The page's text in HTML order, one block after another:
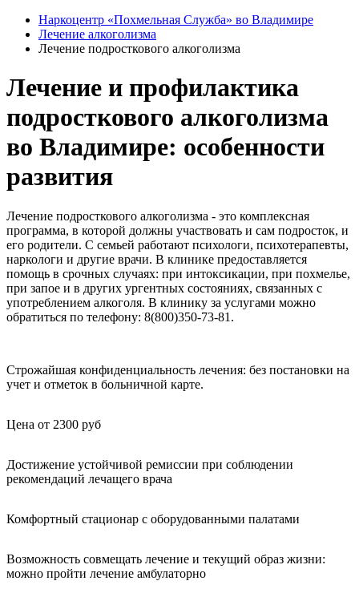
Наркоцентр «Похмельная Служба» во Владимире
Лечение алкоголизма
Лечение подросткового алкоголизма
Лечение и профилактика
подросткового алкоголизма
во Владимире: особенности
развития
Лечение подросткового алкоголизма - это комплексная
программа, в которой должны участвовать и сам подросток, и
его родители. С семьей работают психологи, психотерапевты,
наркологи и другие врачи. В клинике предоставляется
помощь в срочных случаях: при интоксикации, при похмелье,
при запое и в других ургентных состояниях, связанных с
употреблением алкоголя. В клинику за услугами можно
обратиться по телефону: 8(800)350-73-81.
Строжайшая конфиденциальность лечения: без постановки на
учет и отметок в больничной карте.
Цена от 2300 руб
Достижение устойчивой ремиссии при соблюдении
рекомендаций лечащего врача
Комфортный стационар с оборудованными палатами
Возможность совмещать лечение и текущий образ жизни:
можно пройти лечение амбулаторно